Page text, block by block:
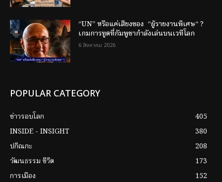
“UN” หรือแค่เสียงของ “ผู้รายงานพิเศษ“ ?
เกมการทูตที่กัมพูชากำลังเล่นบนเวทีโลก
6 สิงหาคม 2026
POPULAR CATEGORY
ข่าวรอบโลก
405
INSIDE - INSIGHT
380
ปกิณกะ
208
วัฒนธรรม ชีวิต
173
การเมือง
152